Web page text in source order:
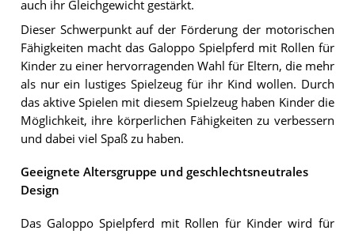
auch ihr Gleichgewicht gestärkt.
Dieser Schwerpunkt auf der Förderung der motorischen
Fähigkeiten macht das Galoppo Spielpferd mit Rollen für
Kinder zu einer hervorragenden Wahl für Eltern, die mehr
als nur ein lustiges Spielzeug für ihr Kind wollen. Durch
das aktive Spielen mit diesem Spielzeug haben Kinder die
Möglichkeit, ihre körperlichen Fähigkeiten zu verbessern
und dabei viel Spaß zu haben.
Geeignete Altersgruppe und geschlechtsneutrales
Design
Das Galoppo Spielpferd mit Rollen für Kinder wird für